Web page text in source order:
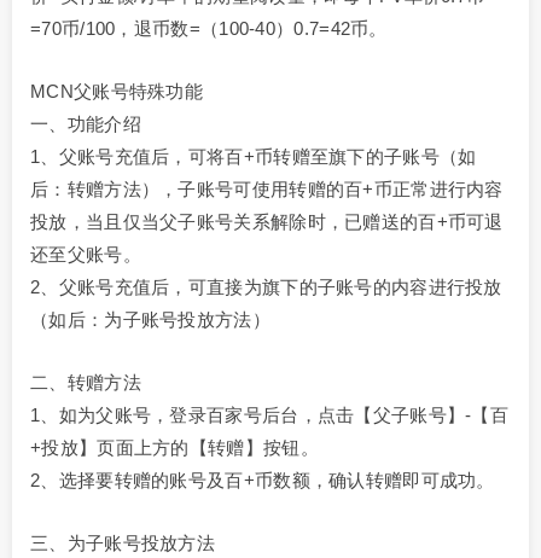
=70币/100，退币数=（100-40）0.7=42币。
MCN父账号特殊功能
一、功能介绍
1、父账号充值后，可将百+币转赠至旗下的子账号（如
后：转赠方法），子账号可使用转赠的百+币正常进行内容
投放，当且仅当父子账号关系解除时，已赠送的百+币可退
还至父账号。
2、父账号充值后，可直接为旗下的子账号的内容进行投放
（如后：为子账号投放方法）
二、转赠方法
1、如为父账号，登录百家号后台，点击【父子账号】-【百
+投放】页面上方的【转赠】按钮。
2、选择要转赠的账号及百+币数额，确认转赠即可成功。
三、为子账号投放方法